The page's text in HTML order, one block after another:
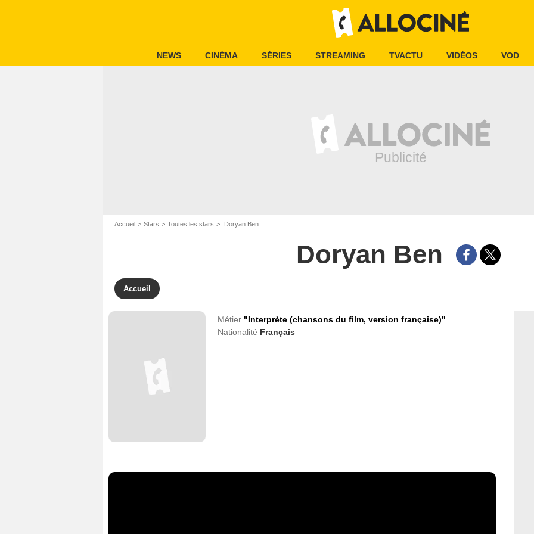
NEWS CINÉMA SÉRIES STREAMING TVACTU VIDÉOS VOD
Accueil Stars Toutes les stars Doryan Ben
Doryan Ben
Accueil
Métier "Interprète (chansons du film, version française)"
Nationalité Français